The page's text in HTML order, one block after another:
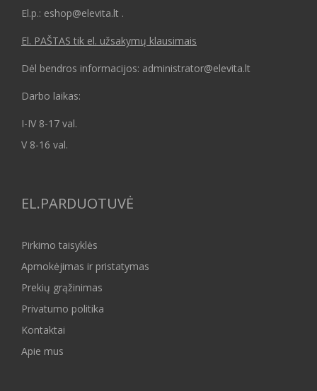
El.p.: eshop@elevita.lt .
El. PAŠTAS tik el. užsakymų klausimais
Dėl bendros informacijos: administrator@elevita.lt
Darbo laikas:
I-IV 8-17 val.
V 8-16 val.
EL.PARDUOTUVĖ
Pirkimo taisyklės
Apmokėjimas ir pristatymas
Prekių grąžinimas
Privatumo politika
Kontaktai
Apie mus